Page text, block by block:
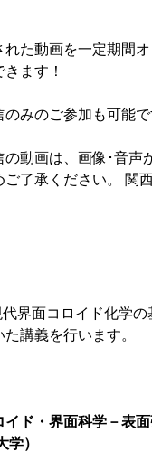
れた動画を一定期間
ます！
のみのご参加も可能
の動画は、画像･音
ご了承ください。 関
界面コロイド化学
講義を行います。
イド・界面科学－表
学）